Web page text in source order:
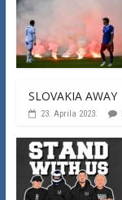
SLOVAKIA AWAY
23. Aprila 2023.